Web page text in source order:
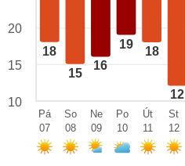
18
15
16
19
18
12
20
15
10
Pá
07
So
08
Ne
09
Po
10
Út
11
St
12